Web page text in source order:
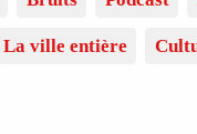
La ville entière